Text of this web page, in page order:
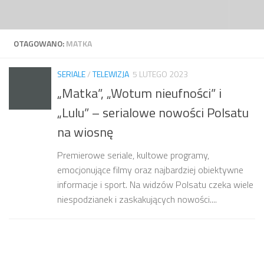
OTAGOWANO:MATKA
SERIALE/TELEWIZJA 5 LUTEGO 2023
„Matka”, „Wotum nieufności” i
„Lulu” – serialowe nowości Polsatu
na wiosnę
Premierowe seriale, kultowe programy,
emocjonujące filmy oraz najbardziej obiektywne
informacje i sport. Na widzów Polsatu czeka wiele
niespodzianek i zaskakujących nowości....